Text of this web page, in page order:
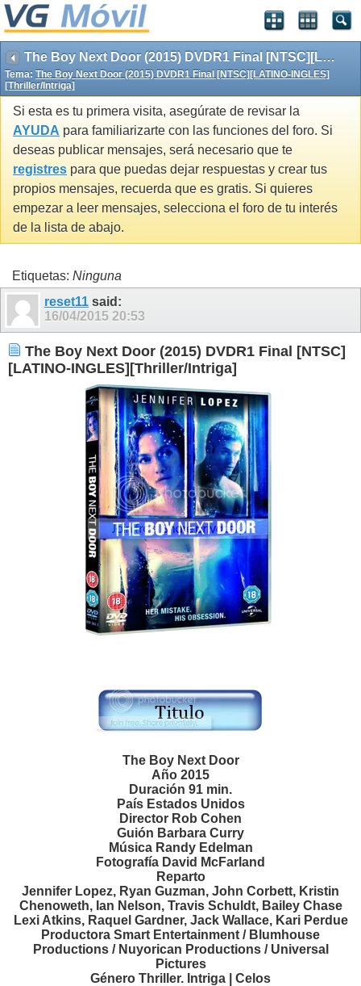
The Boy Next Door (2015) DVDR1 Final [NTSC][LATINO-INGLES][Thriller/Intriga]
Tema: The Boy Next Door (2015) DVDR1 Final [NTSC][LATINO-INGLES]
[Thriller/Intriga]
Si esta es tu primera visita, asegúrate de revisar la
AYUDA para familiarizarte con las funciones del foro. Si
deseas publicar mensajes, será necesario que te
registres para que puedas dejar respuestas y crear tus
propios mensajes, recuerda que es gratis. Si quieres
empezar a leer mensajes, selecciona el foro de tu interés
de la lista de abajo.
Etiquetas: Ninguna
reset11 said:
16/04/2015 20:53
The Boy Next Door (2015) DVDR1 Final [NTSC]
[LATINO-INGLES][Thriller/Intriga]
The Boy Next Door
Año 2015
Duración 91 min.
País Estados Unidos
Director Rob Cohen
Guión Barbara Curry
Música Randy Edelman
Fotografía David McFarland
Reparto
Jennifer Lopez, Ryan Guzman, John Corbett, Kristin
Chenoweth, Ian Nelson, Travis Schuldt, Bailey Chase
Lexi Atkins, Raquel Gardner, Jack Wallace, Kari Perdue
Productora Smart Entertainment / Blumhouse
Productions / Nuyorican Productions / Universal
Pictures
Género Thriller. Intriga | Celos